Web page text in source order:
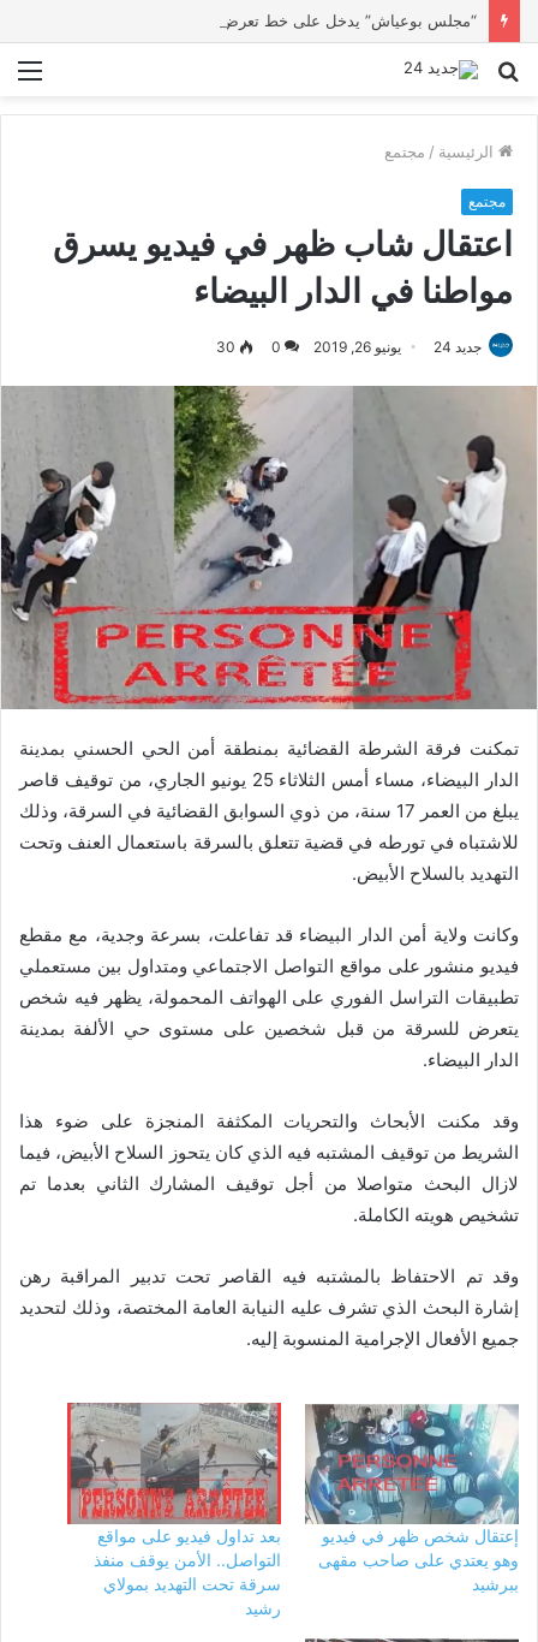
بحث
الرئيسية / مجتمع
مجتمع
اعتقال شاب ظهر في فيديو يسرق
مواطنا في الدار البيضاء
جديد 24 يونيو 26, 2019 0
30
تمكنت فرقة الشرطة القضائية بمنطقة أمن الحي الحسني بمدينة
الدار البيضاء، مساء أمس الثلاثاء 25 يونيو الجاري، من توقيف قاصر
يبلغ من العمر 17 سنة، من ذوي السوابق القضائية في السرقة، وذلك
للاشتباه في تورطه في قضية تتعلق بالسرقة باستعمال العنف وتحت
التهديد بالسلاح الأبيض.
وكانت ولاية أمن الدار البيضاء قد تفاعلت، بسرعة وجدية، مع مقطع
فيديو منشور على مواقع التواصل الاجتماعي ومتداول بين مستعملي
تطبيقات التراسل الفوري على الهواتف المحمولة، يظهر فيه شخص
يتعرض للسرقة من قبل شخصين على مستوى حي الألفة بمدينة
الدار البيضاء.
وقد مكنت الأبحاث والتحريات المكثفة المنجزة على ضوء هذا
الشريط من توقيف المشتبه فيه الذي كان يتحوز السلاح الأبيض، فيما
لازال البحث متواصلا من أجل توقيف المشارك الثاني بعدما تم
تشخيص هويته الكاملة.
وقد تم الاحتفاظ بالمشتبه فيه القاصر تحت تدبير المراقبة رهن
إشارة البحث الذي تشرف عليه النيابة العامة المختصة، وذلك لتحديد
جميع الأفعال الإجرامية المنسوبة إليه.
إعتقال شخص ظهر في فيديو
وهو يعتدي على صاحب مقهى
ببرشيد
بعد تداول فيديو على مواقع
التواصل.. الأمن يوقف منفذ
سرقة تحت التهديد بمولاي
رشيد